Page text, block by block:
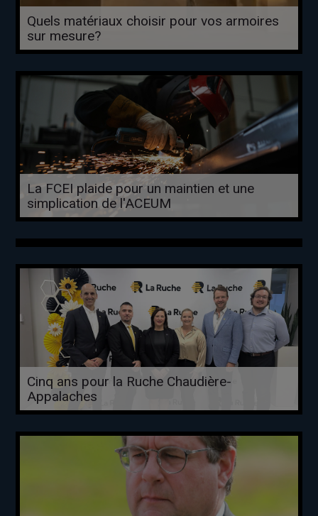
Quels matériaux choisir pour vos armoires
sur mesure?
La FCEI plaide pour un maintien et une
simplication de l'ACEUM
Cinq ans pour la Ruche Chaudière-
Appalaches